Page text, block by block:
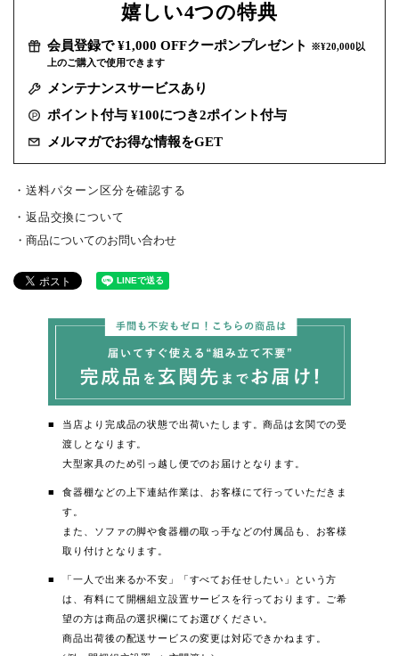
嬉しい4つの特典
会員登録で ¥1,000 OFFクーポンプレゼント
※¥20,000以
上のご購入で使用できます
メンテナンスサービスあり
ポイント付与 ¥100につき2ポイント付与
メルマガでお得な情報をGET
・送料パターン区分を確認する
返品交換について
商品についてのお問い合わせ
当店より完成品の状態で出荷いたします。商品は玄関での受
渡しとなります。
大型家具のため引っ越し便でのお届けとなります。
食器棚などの上下連結作業は、お客様にて行っていただきま
す。
また、ソファの脚や食器棚の取っ手などの付属品も、お客様
取り付けとなります。
「一人で出来るか不安」「すべてお任せしたい」という方
は、有料にて開梱組立設置サービスを行っております。ご希
望の方は商品の選択欄にてお選びください。
商品出荷後の配送サービスの変更は対応できかねます。